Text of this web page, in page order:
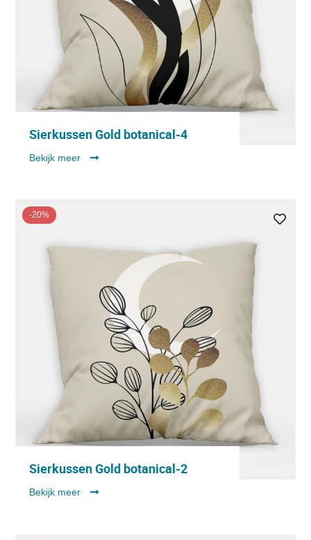
Sierkussen Gold botanical-4
Bekijk meer
-20%
Sierkussen Gold botanical-2
Bekijk meer